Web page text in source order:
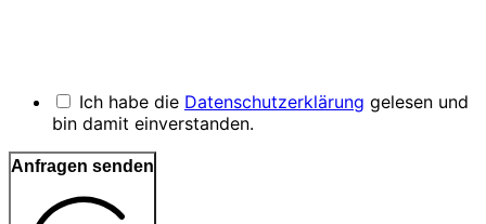
Ich habe die Datenschutzerklärung gelesen und
bin damit einverstanden.
Anfragen senden